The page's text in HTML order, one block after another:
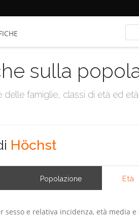
sulla
famiglie, classi di età ed
Höchst
Popolazione Età
sesso e relativa incidenza, età media